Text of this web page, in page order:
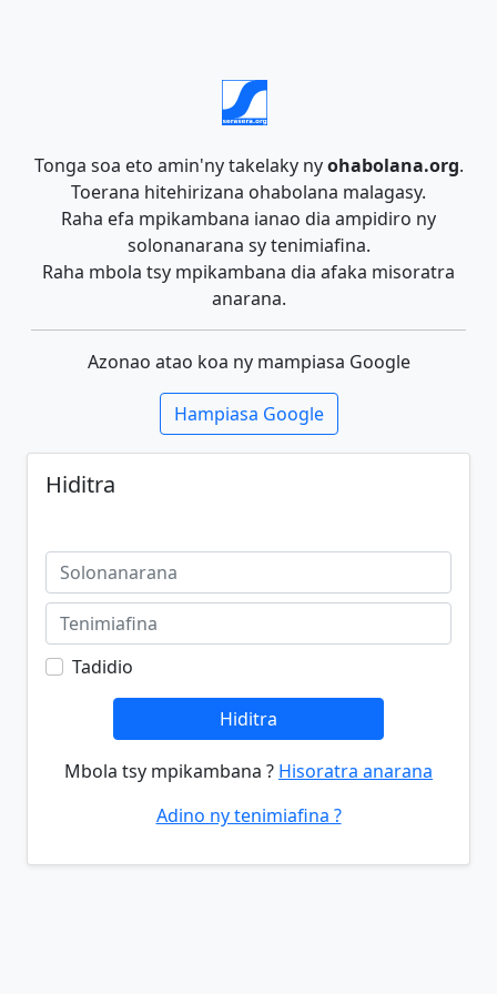
Tonga soa eto amin'ny takelaky nyohabolana.org.
Toerana hitehirizana ohabolana malagasy.
Raha efa mpikambana ianao dia ampidiro ny
solonanarana sy tenimiafina.
Raha mbola tsy mpikambana dia afaka misoratra
anarana.
Azonao atao koa ny mampiasa Google
Hampiasa Google
Hiditra
Tadidio
Hiditra
Mbola tsy mpikambana ? Hisoratra anarana
Adino ny tenimiafina ?